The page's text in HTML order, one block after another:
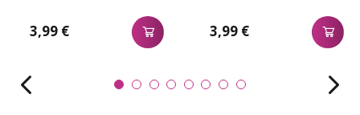
3,99 € 3,99 €